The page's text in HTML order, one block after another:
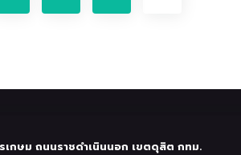
เกษม ถนนราชดำเนินนอก เขตดุสิต กทม.